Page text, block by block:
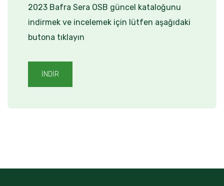
2023 Bafra Sera OSB güncel kataloğunu
indirmek ve incelemek için lütfen aşağıdaki
butona tıklayın
İNDİR